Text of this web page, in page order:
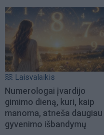
Laisvalaikis
Numerologai įvardijo
gimimo dieną, kuri, kaip
manoma, atneša daugiau
gyvenimo išbandymų